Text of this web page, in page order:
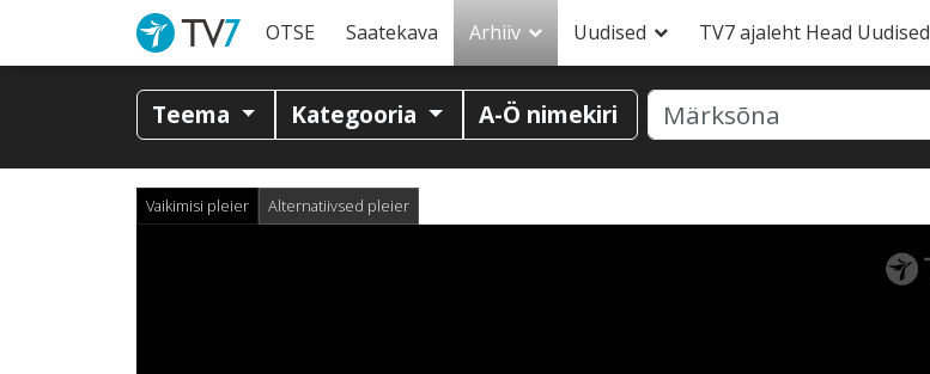
OTSE Saatekava Arhiiv Uudised TV7 ajaleht Head Uudised
Teema Kategooria A-Ö nimekiri
Vaikimisi pleier Alternatiivsed pleier